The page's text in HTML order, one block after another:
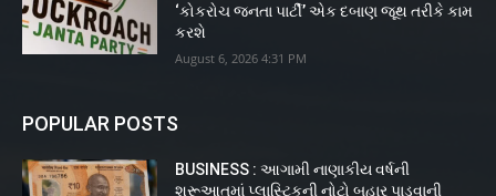
‘કોકરોચ જનતા પાર્ટી’ એક દબાણ જૂથ તરીકે કામ
કરશે
August 6, 2026 4:31 PM
POPULAR POSTS
BUSINESS : આગામી નાણાકીય વર્ષની
શરૂઆતમાં પ્લાસ્ટિકની નોટો બહાર પાડવાની